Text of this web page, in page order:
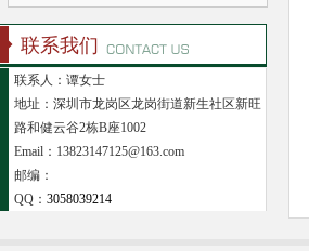
联系我们
联系人：谭女士
地址：深圳市龙岗区龙岗街道新生社区新旺
路和健云谷2栋B座1002
Email：13823147125@163.com
邮编：
QQ： 3058039214